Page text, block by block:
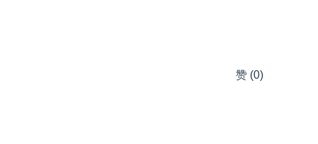
赞 (0)